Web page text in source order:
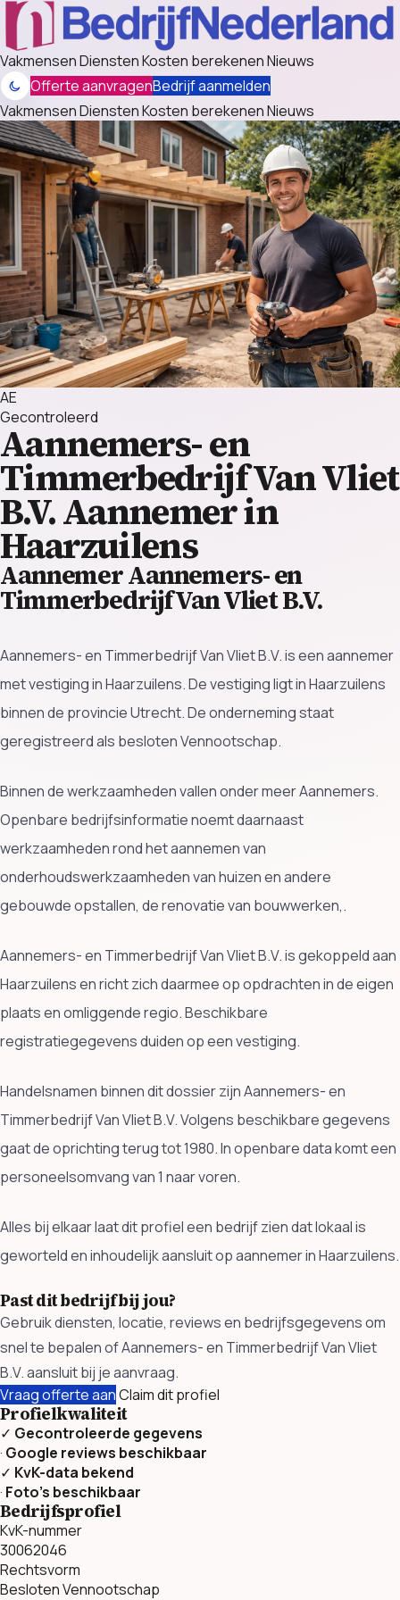
VakmensenDienstenKosten berekenenNieuws
Offerte aanvragenBedrijf aanmelden
VakmensenDienstenKosten berekenenNieuws
AE
Gecontroleerd
Aannemers- en
Timmerbedrijf Van Vliet
B.V.Aannemer in
Haarzuilens
Aannemer Aannemers- en
Timmerbedrijf Van Vliet B.V.
Aannemers- en Timmerbedrijf Van Vliet B.V. is een aannemer
met vestiging in Haarzuilens. De vestiging ligt in Haarzuilens
binnen de provincie Utrecht. De onderneming staat
geregistreerd als besloten Vennootschap.
Binnen de werkzaamheden vallen onder meer Aannemers.
Openbare bedrijfsinformatie noemt daarnaast
werkzaamheden rond het aannemen van
onderhoudswerkzaamheden van huizen en andere
gebouwde opstallen, de renovatie van bouwwerken,.
Aannemers- en Timmerbedrijf Van Vliet B.V. is gekoppeld aan
Haarzuilens en richt zich daarmee op opdrachten in de eigen
plaats en omliggende regio. Beschikbare
registratiegegevens duiden op een vestiging.
Handelsnamen binnen dit dossier zijn Aannemers- en
Timmerbedrijf Van Vliet B.V. Volgens beschikbare gegevens
gaat de oprichting terug tot 1980. In openbare data komt een
personeelsomvang van 1 naar voren.
Alles bij elkaar laat dit profiel een bedrijf zien dat lokaal is
geworteld en inhoudelijk aansluit op aannemer in Haarzuilens.
Past dit bedrijf bij jou?
Gebruik diensten, locatie, reviews en bedrijfsgegevens om
snel te bepalen of Aannemers- en Timmerbedrijf Van Vliet
B.V. aansluit bij je aanvraag.
Vraag offerte aanClaim dit profiel
Profielkwaliteit
✓ Gecontroleerde gegevens
· Google reviews beschikbaar
✓ KvK-data bekend
· Foto’s beschikbaar
Bedrijfsprofiel
KvK-nummer
30062046
Rechtsvorm
Besloten Vennootschap